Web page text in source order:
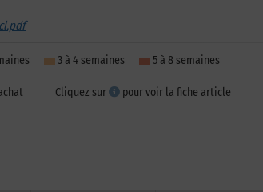
3 à 4 semaines 5 à 8 semaines
Cliquez sur pour voir la fiche article